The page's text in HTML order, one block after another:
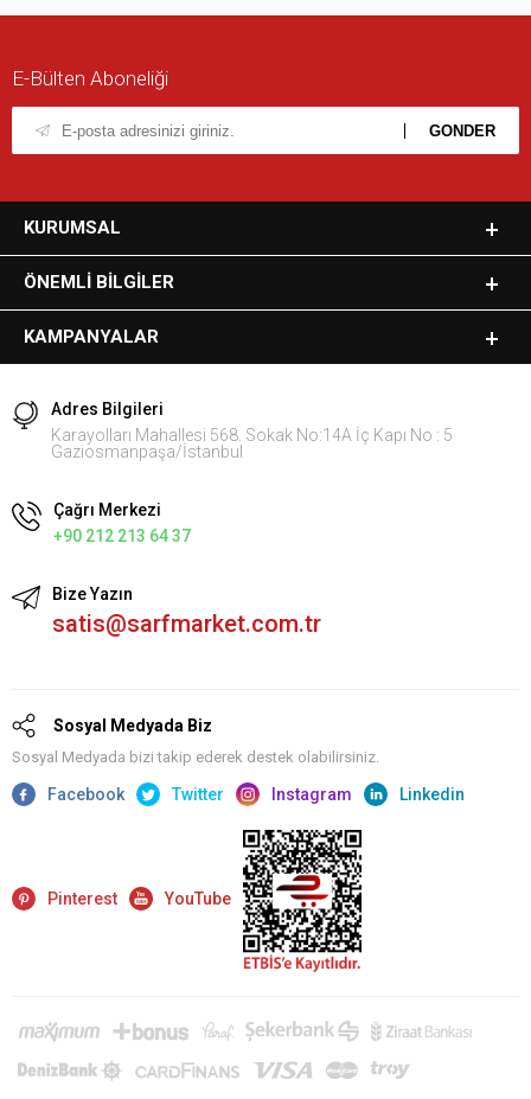
E-Bülten Aboneliği
KURUMSAL
ÖNEMLI BILGILER
KAMPANYALAR
Adres Bilgileri
Karayolları Mahallesi 568. Sokak No:14A İç Kapı No : 5
Gaziosmanpaşa/İstanbul
Çağrı Merkezi
+90 212 213 64 37
Bize Yazın
satis@sarfmarket.com.tr
Sosyal Medyada Biz
Sosyal Medyada bizi takip ederek destek olabilirsiniz.
Facebook Twitter Instagram Linkedin
Pinterest YouTube